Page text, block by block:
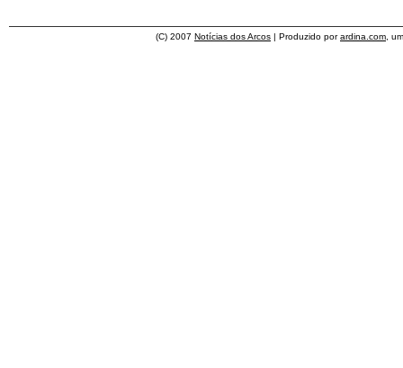
(C) 2007 Notícias dos Arcos | Produzido porardina.com ,